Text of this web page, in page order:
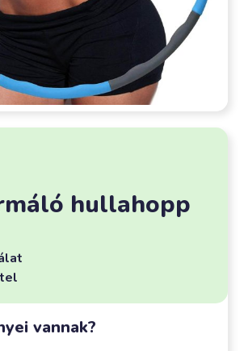
hullahopp
vannak?